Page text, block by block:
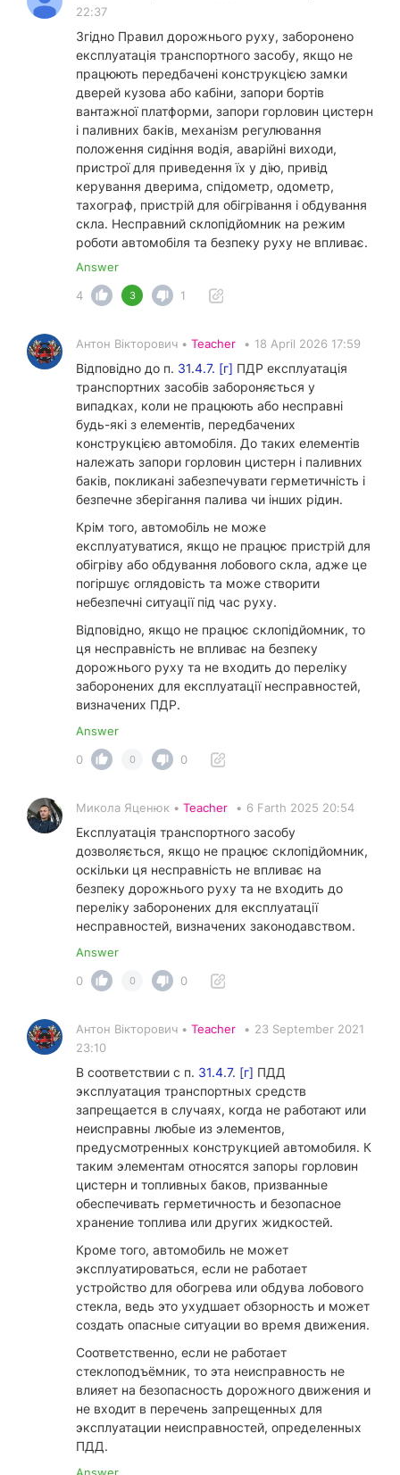
22:37
Згідно Правил дорожнього руху, заборонено
експлуатація транспортного засобу, якщо не
працюють передбачені конструкцією замки
дверей кузова або кабіни, запори бортів
вантажної платформи, запори горловин цистерн
і паливних баків, механізм регулювання
положення сидіння водія, аварійні виходи,
пристрої для приведення їх у дію, привід
керування дверима, спідометр, одометр,
тахограф, пристрій для обігрівання і обдування
скла. Несправний склопідйомник на режим
роботи автомобіля та безпеку руху не впливає.
Answer
4
3 1
Антон Вікторович • Teacher • 18 April 2026 17:59
Відповідно до п. 31.4.7. [г] ПДР експлуатація
транспортних засобів забороняється у
випадках, коли не працюють або несправні
будь-які з елементів, передбачених
конструкцією автомобіля. До таких елементів
належать запори горловин цистерн і паливних
баків, покликані забезпечувати герметичність і
безпечне зберігання палива чи інших рідин.
Крім того, автомобіль не може
експлуатуватися, якщо не працює пристрій для
обігріву або обдування лобового скла, адже це
погіршує оглядовість та може створити
небезпечні ситуації під час руху.
Відповідно, якщо не працює склопідйомник, то
ця несправність не впливає на безпеку
дорожнього руху та не входить до переліку
заборонених для експлуатації несправностей,
визначених ПДР.
Answer
0
0 0
Микола Яценюк • Teacher • 6 Farth 2025 20:54
Експлуатація транспортного засобу
дозволяється, якщо не працює склопідйомник,
оскільки ця несправність не впливає на
безпеку дорожнього руху та не входить до
переліку заборонених для експлуатації
несправностей, визначених законодавством.
Answer
0
0 0
Антон Вікторович • Teacher • 23 September 2021
23:10
В соответствии с п. 31.4.7. [г] ПДД
эксплуатация транспортных средств
запрещается в случаях, когда не работают или
неисправны любые из элементов,
предусмотренных конструкцией автомобиля. К
таким элементам относятся запоры горловин
цистерн и топливных баков, призванные
обеспечивать герметичность и безопасное
хранение топлива или других жидкостей.
Кроме того, автомобиль не может
эксплуатироваться, если не работает
устройство для обогрева или обдува лобового
стекла, ведь это ухудшает обзорность и может
создать опасные ситуации во время движения.
Соответственно, если не работает
стеклоподъёмник, то эта неисправность не
влияет на безопасность дорожного движения и
не входит в перечень запрещенных для
эксплуатации неисправностей, определенных
ПДД.